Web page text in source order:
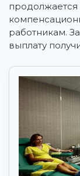
работникам.
выплату